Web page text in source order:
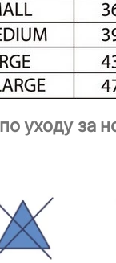
уходу за